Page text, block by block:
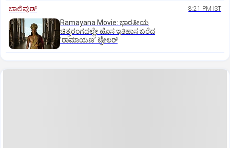
ಬಾಲಿವುಡ್‌ 8:21 PM IST
Ramayana Movie: ಭಾರತೀಯ
ಚಿತ್ರರಂಗದಲ್ಲೇ ಹೊಸ ಇತಿಹಾಸ ಬರೆದ
ʼರಾಮಾಯಣʼ ಟ್ರೇಲರ್